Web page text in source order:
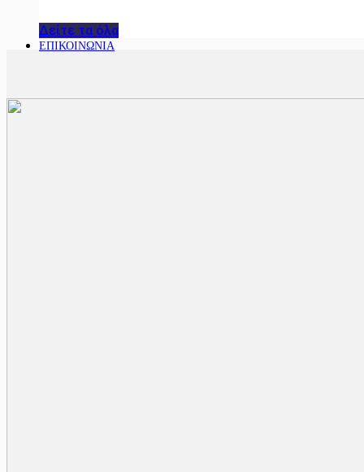
Δείτε τα όλα
ΕΠΙΚΟΙΝΩΝΙΑ